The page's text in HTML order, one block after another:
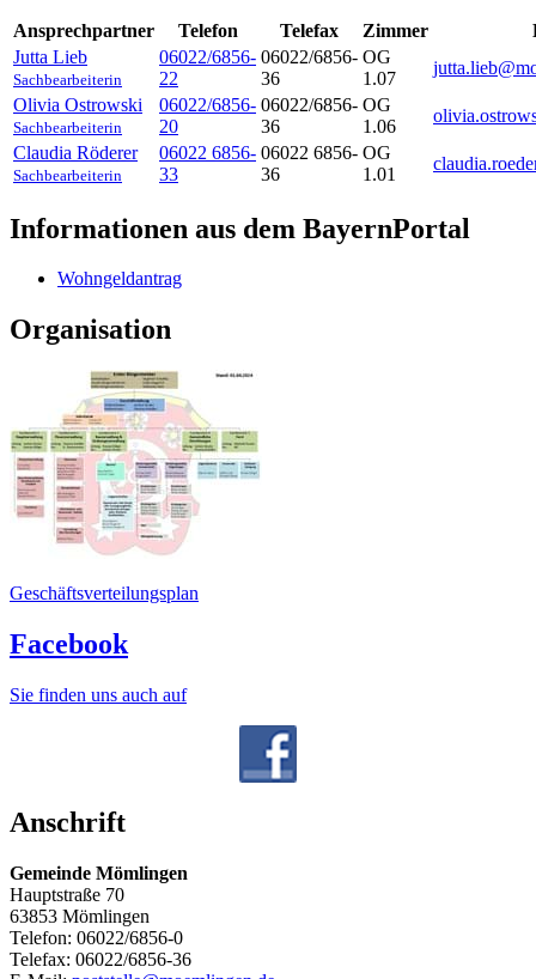
Ansprechpartner Telefon Telefax Zimmer
Jutta Lieb
Sachbearbeiterin
06022/6856-
22
06022/6856-
36
OG
1.07
Olivia Ostrowski
Sachbearbeiterin
06022/6856-
20
06022/6856-
36
OG
1.06
Claudia Röderer
Sachbearbeiterin
06022 6856-
33
06022 6856-
36
OG
1.01
Informationen aus dem BayernPortal
Wohngeldantrag
Organisation
Geschäftsverteilungsplan
Facebook
Sie finden uns auch auf
Anschrift
Gemeinde Mömlingen
Hauptstraße 70
63853 Mömlingen
Telefon: 06022/6856-0
Telefax: 06022/6856-36